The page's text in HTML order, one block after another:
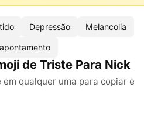
Depressão Melancolia
de Triste Para Nick
qualquer uma para copiar e